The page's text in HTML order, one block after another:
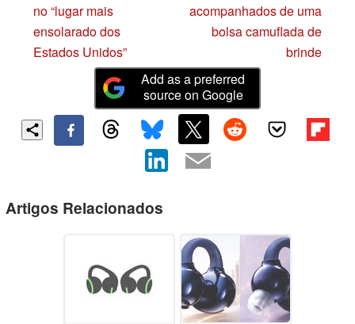
no “lugar mais
ensolarado dos
Estados Unidos”
acompanhados de uma
bolsa camuflada de
brinde
Add as a preferred
source on Google
Artigos Relacionados